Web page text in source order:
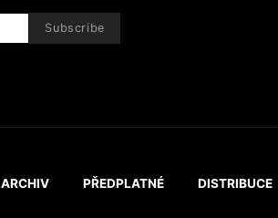
Subscribe
ARCHIV PŘEDPLATNÉ DISTRIBUCE